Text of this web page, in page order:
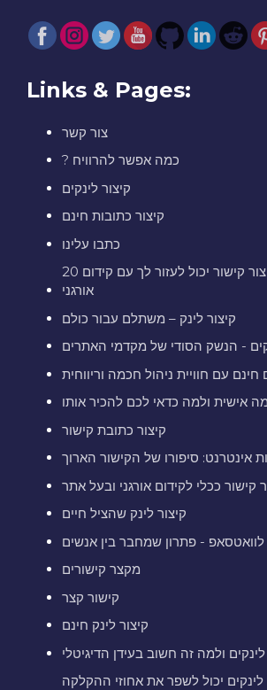
Links & Pages:
צור קשר
? כמה אפשר להרוויח
קיצור לינקים
קיצור כתובות חינם
כתבו עלינו
20 סיבות למה קיצור קישור יכול לעזור לך עם קידום
אורגני
קיצור לינק – משתלם עבור כולם
- הנשק הסודי של מקדמי האתרים
חינם עם חוויית ניהול חכמה וריווחית
אישית ולמה כדאי לכם להכיר אותו
קיצור כתובת קישור
אינטרנט: סיפורו של הקישור הארוך
קישור ככלי לקידום אורגני ובעל אתר
קיצור לינק שהציל חיים
לוואטסאפ - פתרון שמחבר בין אנשים
מקצר קישורים
קישור קצר
קיצור לינק חינם
לינקים יכול לשפר את אחוזי ההקלקה